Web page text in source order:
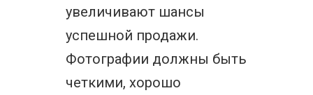
увеличивают шансы
успешной продажи.
Фотографии должны быть
четкими, хорошо